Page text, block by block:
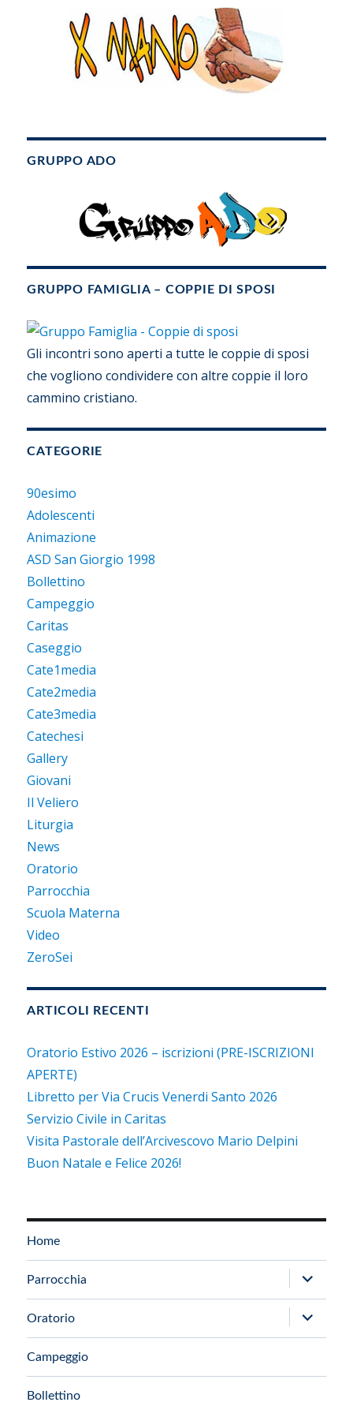
GRUPPO ADO
GRUPPO FAMIGLIA – COPPIE DI SPOSI
Gli incontri sono aperti a tutte le coppie di sposi
che vogliono condividere con altre coppie il loro
cammino cristiano.
CATEGORIE
90esimo
Adolescenti
Animazione
ASD San Giorgio 1998
Bollettino
Campeggio
Caritas
Caseggio
Cate1media
Cate2media
Cate3media
Catechesi
Gallery
Giovani
Il Veliero
Liturgia
News
Oratorio
Parrocchia
Scuola Materna
Video
ZeroSei
ARTICOLI RECENTI
Oratorio Estivo 2026 – iscrizioni (PRE-ISCRIZIONI
APERTE)
Libretto per Via Crucis Venerdi Santo 2026
Servizio Civile in Caritas
Visita Pastorale dell’Arcivescovo Mario Delpini
Buon Natale e Felice 2026!
Home
Parrocchia
apri
i
menu
Oratorio
apri
i
Campeggio
Bollettino